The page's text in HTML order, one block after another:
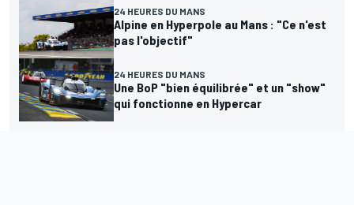
24 HEURES DU MANS
Alpine en Hyperpole au Mans : "Ce n'est
pas l'objectif"
24 HEURES DU MANS
Une BoP "bien équilibrée" et un "show"
qui fonctionne en Hypercar